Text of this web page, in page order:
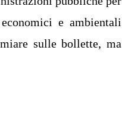
e ambientali
sulle bollette, ma